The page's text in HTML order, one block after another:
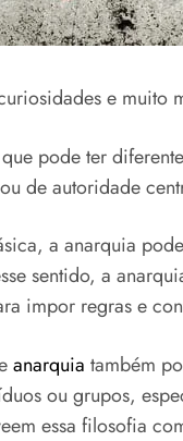
e muito
pode ter
de autoridade
a anarquia
sentido, a
impor regras e
anarquia também
ou grupos,
essa filosofia